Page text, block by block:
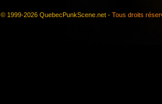
© 1999-2026 QuebecPunkScene.net - Tous droits